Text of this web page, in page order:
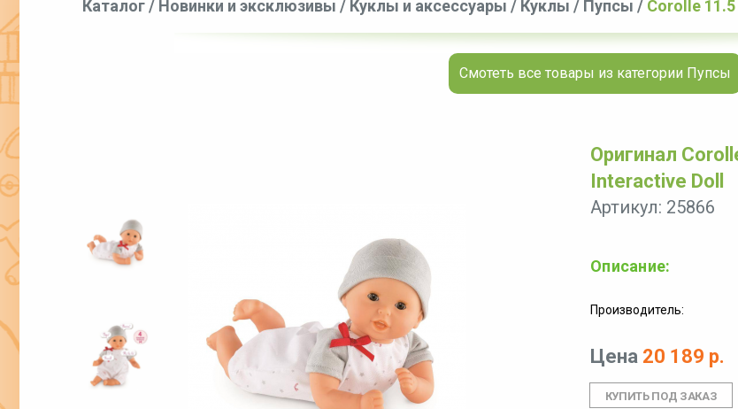
Каталог/ Новинки и эксклюзивы / Куклы и аксессуары / Куклы / Пупсы / Corolle
Смотеть все товары из категории Пупсы
Оригинал
Interactive Doll
Артикул: 25866
Описание:
Производитель:
Цена 20 189 р.